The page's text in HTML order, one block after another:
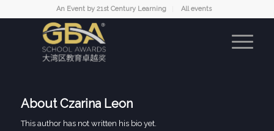
An Event by 21st Century Learning All events
AboutCzarina Leon
This author has not written his bio yet.